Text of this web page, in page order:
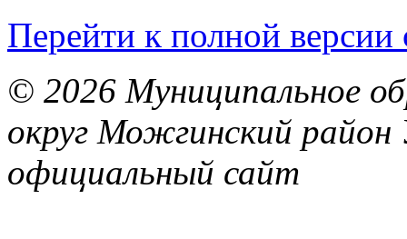
Перейти к полной версии
© 2026 Муниципальное
округ Можгинский район
официальный сайт